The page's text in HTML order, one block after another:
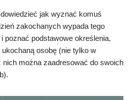
jak wyznać komuś
zakochanych wypada tego
poznać podstawowe określenia,
osobę (nie tylko w
nich można zaadresować do swoich